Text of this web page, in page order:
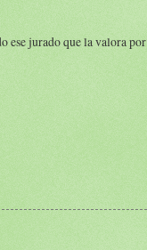
ese jurado que la valora por